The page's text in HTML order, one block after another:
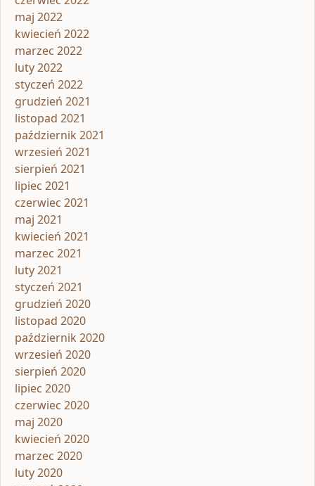
maj 2022
kwiecień 2022
marzec 2022
luty 2022
styczeń 2022
grudzień 2021
listopad 2021
październik 2021
wrzesień 2021
sierpień 2021
lipiec 2021
czerwiec 2021
maj 2021
kwiecień 2021
marzec 2021
luty 2021
styczeń 2021
grudzień 2020
listopad 2020
październik 2020
wrzesień 2020
sierpień 2020
lipiec 2020
czerwiec 2020
maj 2020
kwiecień 2020
marzec 2020
luty 2020